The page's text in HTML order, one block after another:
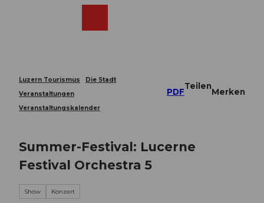
Luzern Tourismus
Die Stadt
Veranstaltungen
Veranstaltungskalender
PDF
Teilen
Merken
Summer-Festival: Lucerne
Festival Orchestra 5
Show Konzert